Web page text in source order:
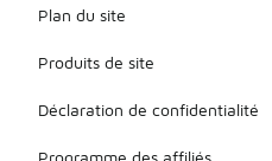
Plan du site
Produits de site
Déclaration de confidentialité
Programme des affiliés